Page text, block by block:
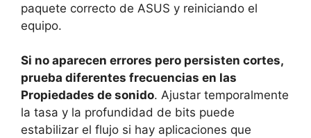
paquete correcto de ASUS y reiniciando el
equipo.
Si no aparecen errores pero persisten cortes,
prueba diferentes frecuencias en las
Propiedades de sonido. Ajustar temporalmente
la tasa y la profundidad de bits puede
estabilizar el flujo si hay aplicaciones que